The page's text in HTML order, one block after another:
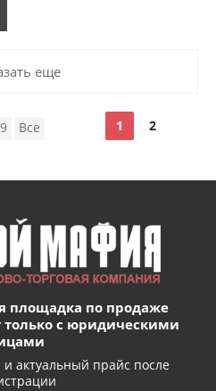
еще
Все 1 2
площадка по продаже
только с юридическими
актуальный прайс после